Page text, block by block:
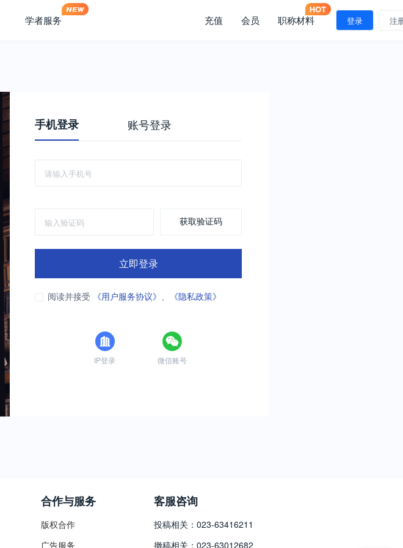
学者服务 充值 会员 职称材料 登录 注
手机登录 账号登录
获取验证码
立即登录
阅读并接受 《用户服务协议》 、 《隐私政策》
IP登录 微信账号
合作与服务
版权合作
广告服务
客服咨询
投稿相关：023-63416211
撤稿相关：023-63012682